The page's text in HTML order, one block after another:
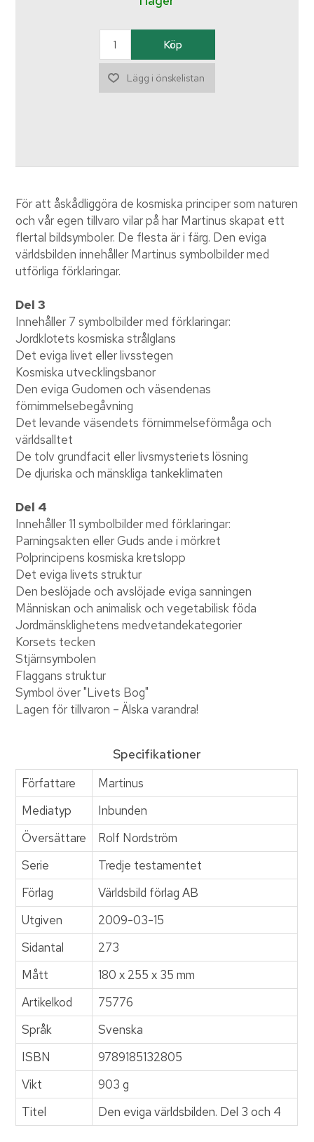
För att åskådliggöra de kosmiska principer som naturen
och vår egen tillvaro vilar på har Martinus skapat ett
flertal bildsymboler. De flesta är i färg. Den eviga
världsbilden innehåller Martinus symbolbilder med
utförliga förklaringar.
Del 3
Innehåller 7 symbolbilder med förklaringar:
Jordklotets kosmiska strålglans
Det eviga livet eller livsstegen
Kosmiska utvecklingsbanor
Den eviga Gudomen och väsendenas
förnimmelsebegåvning
Det levande väsendets förnimmelseförmåga och
världsalltet
De tolv grundfacit eller livsmysteriets lösning
De djuriska och mänskliga tankeklimaten
Del 4
Innehåller 11 symbolbilder med förklaringar:
Parningsakten eller Guds ande i mörkret
Polprincipens kosmiska kretslopp
Det eviga livets struktur
Den beslöjade och avslöjade eviga sanningen
Människan och animalisk och vegetabilisk föda
Jordmänsklighetens medvetandekategorier
Korsets tecken
Stjärnsymbolen
Flaggans struktur
Symbol över "Livets Bog"
Lagen för tillvaron – Älska varandra!
Specifikationer
Författare
Martinus
Mediatyp
Inbunden
Översättare
Rolf Nordström
Serie
Tredje testamentet
Förlag
Världsbild förlag AB
Utgiven
2009-03-15
Sidantal
273
Mått
180 x 255 x 35 mm
Artikelkod
75776
Språk
Svenska
ISBN
9789185132805
Vikt
903 g
Titel
Den eviga världsbilden. Del 3 och 4